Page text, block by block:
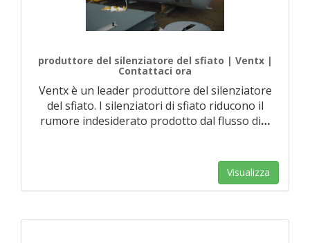
produttore del silenziatore del sfiato | Ventx |
Contattaci ora
Ventx è un leader produttore del silenziatore
del sfiato. I silenziatori di sfiato riducono il
rumore indesiderato prodotto dal flusso di…
Visualizza